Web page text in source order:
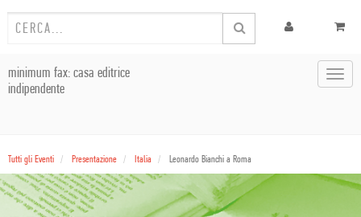
minimum fax: casa editrice
indipendente
Tutti gli Eventi Presentazione Italia Leonardo Bianchi a Roma